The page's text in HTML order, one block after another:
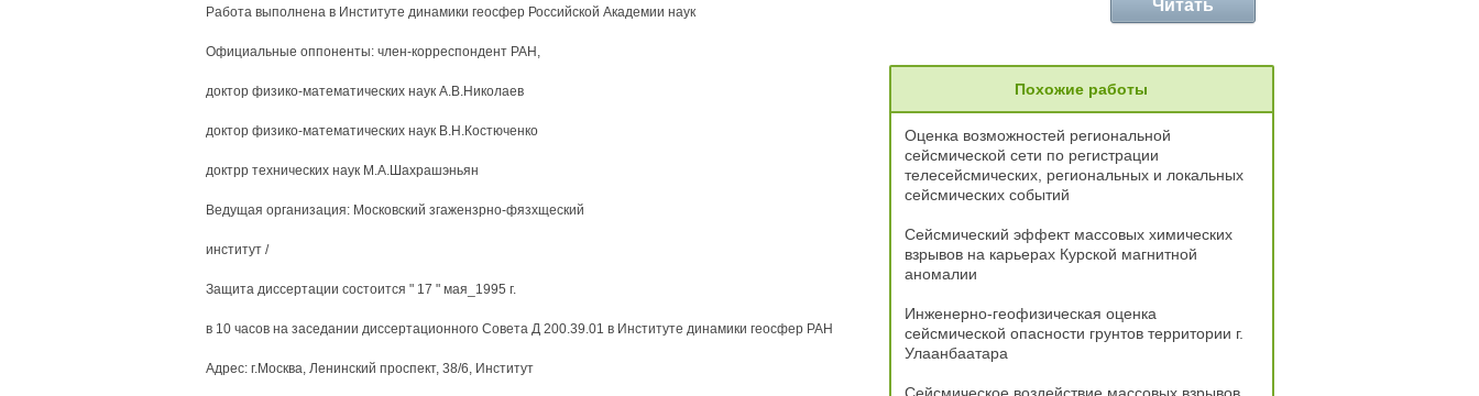
Работа выполнена в Институте динамики геосфер Российской Академии наук
Официальные оппоненты: член-корреспондент РАН,
доктор физико-математических наук А.В.Николаев
доктор физико-математических наук В.Н.Костюченко
доктрр технических наук М.А.Шахрашэньян
Ведущая организация: Московский згажензрно-фязхщеский
институт /
Защита диссертации состоится " 17 " мая_1995 г.
в 10 часов на заседании диссертационного Совета Д 200.39.01 в Институте динамики геосфер РАН
Адрес: г.Москва, Ленинский проспект, 38/6, Институт
Читать
Похожие работы
Оценка возможностей региональной
сейсмической сети по регистрации
телесейсмических, региональных и локальных
сейсмических событий
Сейсмический эффект массовых химических
взрывов на карьерах Курской магнитной
аномалии
Инженерно-геофизическая оценка
сейсмической опасности грунтов территории г.
Улаанбаатара